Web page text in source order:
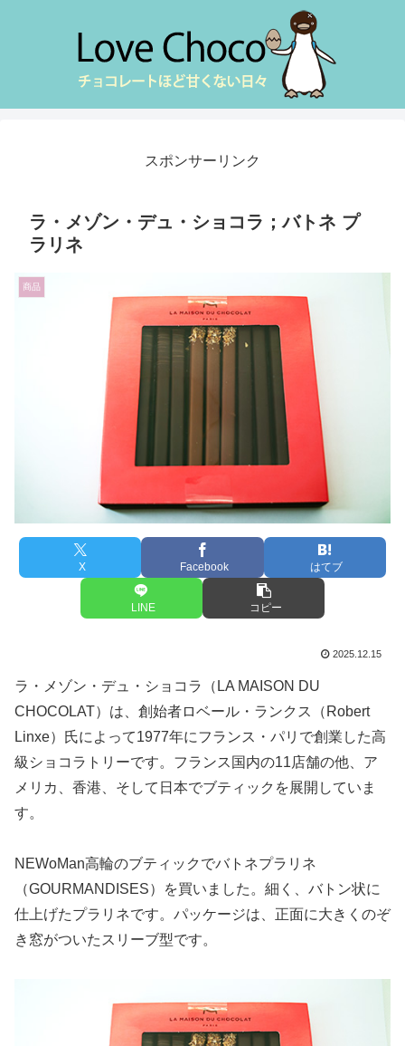
スポンサーリンク
ラ・メゾン・デュ・ショコラ；バトネ プ
ラリネ
商品
X Facebook はてブ
LINE コピー
2025.12.15
ラ・メゾン・デュ・ショコラ（LA MAISON DU
CHOCOLAT）は、創始者ロベール・ランクス（Robert
Linxe）氏によって1977年にフランス・パリで創業した高
級ショコラトリーです。フランス国内の11店舗の他、ア
メリカ、香港、そして日本でブティックを展開していま
す。
NEWoMan高輪のブティックでバトネプラリネ
（GOURMANDISES）を買いました。細く、バトン状に
仕上げたプラリネです。パッケージは、正面に大きくのぞ
き窓がついたスリーブ型です。